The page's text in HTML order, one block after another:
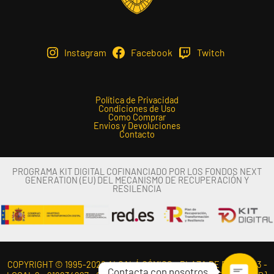
Instagram Facebook Twitch
Política de Privacidad
Condiciones de Uso
Como Comprar
Envios y Devoluciones
Contacto
PROGRAMA KIT DIGITAL COFINANCIADO POR LOS FONDOS NEXT
GENERATION (EU) DEL MECANISMO DE RECUPERACIÓN Y
RESILENCIA
COPYRIGHT © 1995-2026 ALCALÁ CÓMICS - PLAZA DE ESPAÑA 3 -
Contacta con nosotros